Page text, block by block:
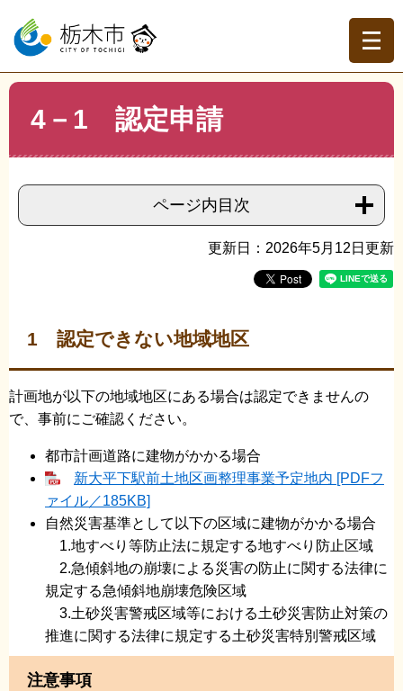
ー
の
先
ニ
ー
を
トップページ 組織でさがす >建築指導課
4－1 認定申請
ページ内目次
更新日：2026年5月12日更新
1 認定できない地域地区
計画地が以下の地域地区にある場合は認定できませんの
で、事前にご確認ください。
都市計画道路に建物がかかる場合
新大平下駅前土地区画整理事業予定地内 [PDFフ
ァイル／185KB]
自然災害基準として以下の区域に建物がかかる場合
1.地すべり等防止法に規定する地すべり防止区域
2.急傾斜地の崩壊による災害の防止に関する法律に
規定する急傾斜地崩壊危険区域
3.土砂災害警戒区域等における土砂災害防止対策の
推進に関する法律に規定する土砂災害特別警戒区域
注意事項